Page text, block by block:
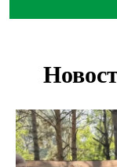
Прогноз погоды
Площадки для
Дольщики
получили ключи